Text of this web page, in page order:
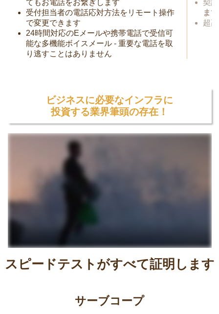
てもお電話をお繋ぎします
受付担当者の電話応対方法をリモート操作
で変更できます
24時間対応のEメールや携帯電話で受信可
能な多機能ボイスメール - 重要な電話を取
り逃すことはありません
契
ま
超
ビジネスに必要なインフラに
投資する業界筆頭の存在！
スピードテストがすべて証明します
サーブコープ